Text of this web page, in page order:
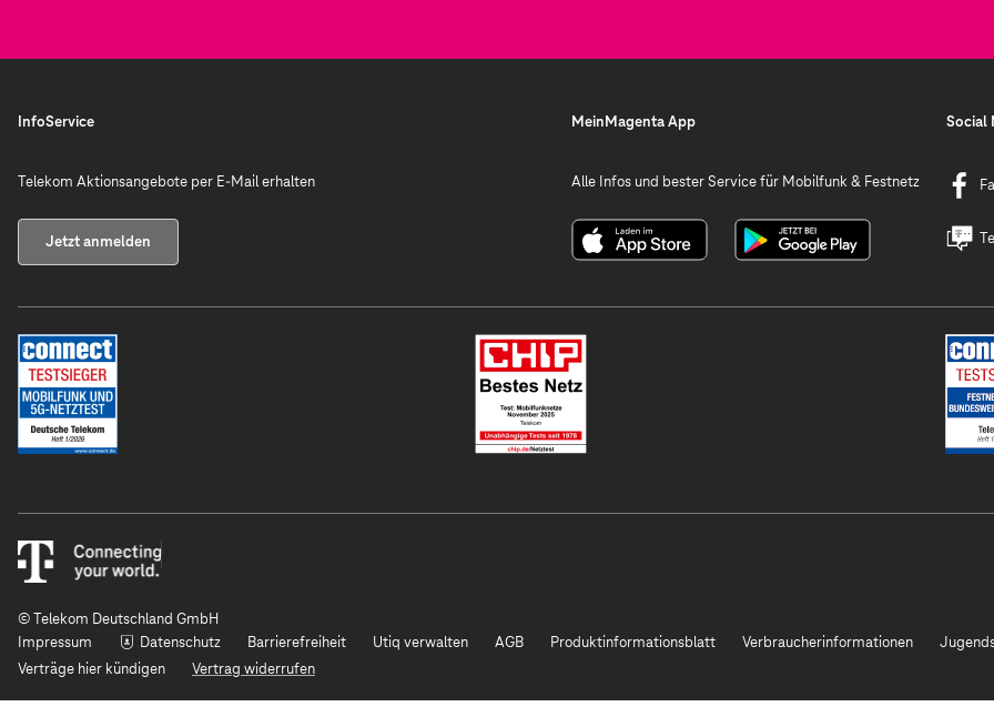
InfoService
Telekom Aktionsangebote per E-Mail erhalten
Jetzt anmelden
MeinMagenta App
Alle Infos und bester Service für Mobilfunk & Festnetz
Social
© Telekom Deutschland GmbH
Impressum
Datenschutz Barrierefreiheit Utiq verwalten AGB Produktinformationsblatt Verbraucherinformationen
Verträge hier kündigen
Vertrag widerrufen